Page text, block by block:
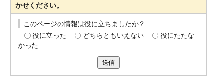
かせください。
このページの情報は役に立ちましたか？
役に立った
どちらともいえない
役にたたな
かった
送信